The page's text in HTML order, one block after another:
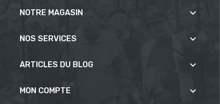
NOTRE MAGASIN 
NOS SERVICES 
ARTICLES DU BLOG 
MON COMPTE 